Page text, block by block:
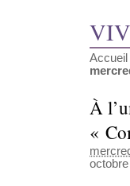
Accueil
À
«